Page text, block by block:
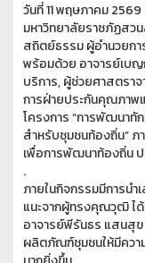
วันที่ 11 พฤษภาคม
มหาวิทยาลัยราชภัฏสว
สถิตย์ธรรม ผู้อำนวยกา
พร้อมด้วย อาจารย์เบ
บริการ, ผู้ช่วยศาสตรา
การฝ่ายประกันคุณภาพ
โครงการ “การพัฒนาทั
สำหรับชุมชนท้องถิ่น” ภ
เพื่อการพัฒนาท้องถิ่น
.
ภายในกิจกรรมมีการ
แนะจากผู้ทรงคุณวุฒิ
อาจารย์พีรันธร แสนสุ
ผลิตภัณฑ์ชุมชนให้มีควา